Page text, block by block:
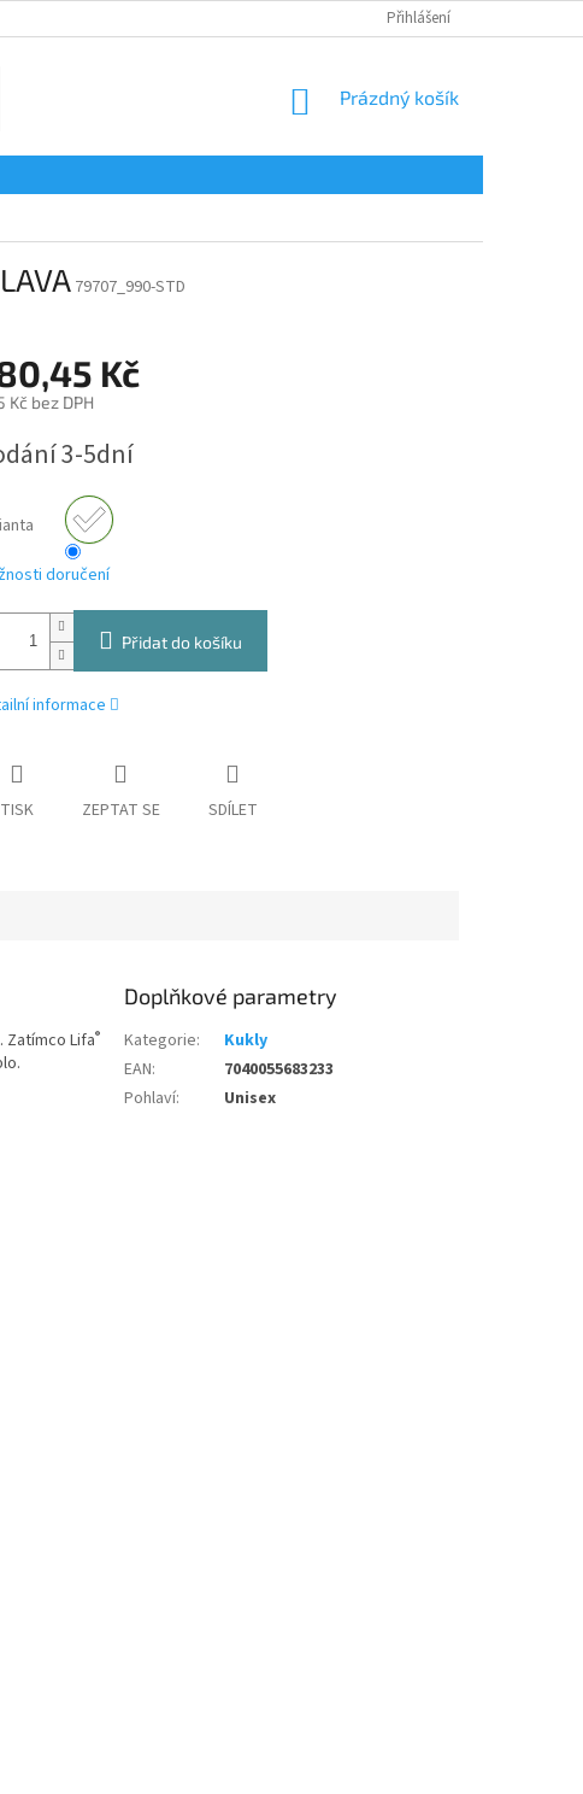
Přihlášení
NÁKUPNÍ
Prázdný košík
79707_990-STD
Kč
Kč bez DPH
3-5dní
doručení
Přidat do košíku
informace
TISK ZEPTAT SE SDÍLET
Zatímco Lifa®
Doplňkové parametry
Kategorie:
Kukly
EAN:
7040055683233
Pohlaví: Unisex